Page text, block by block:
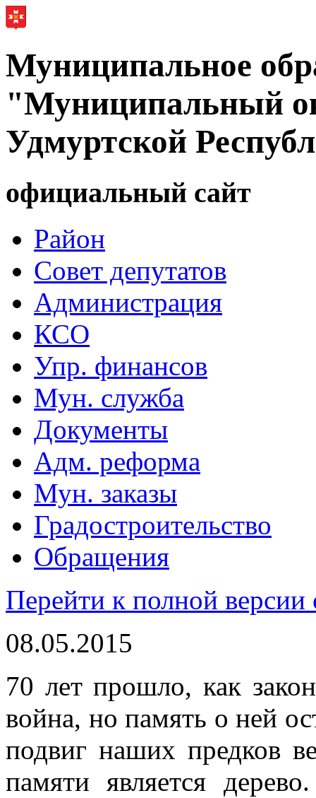
Муниципальное
"Муниципальный
Удмуртской
официальный сайт
Район
Совет депутатов
Администрация
КСО
Упр. финансов
Мун. служба
Документы
Адм. реформа
Мун. заказы
Градостроительство
Обращения
Перейти к полной версии
08.05.2015
70 лет прошло, как
война, но память о ней
подвиг наших предков
памяти является